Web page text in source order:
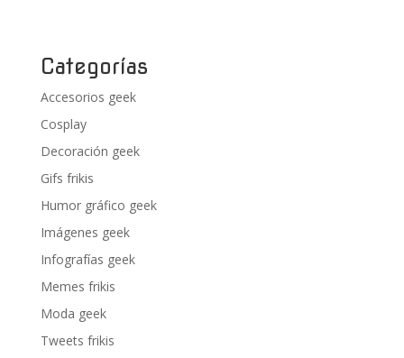
Categorías
Accesorios geek
Cosplay
Decoración geek
Gifs frikis
Humor gráfico geek
Imágenes geek
Infografías geek
Memes frikis
Moda geek
Tweets frikis